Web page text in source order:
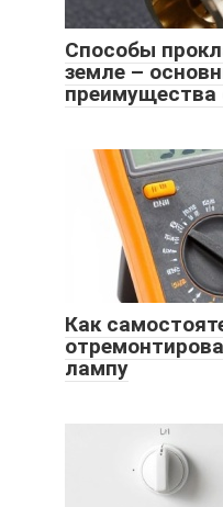
Способы
земле –
преимущества
Как
лампу